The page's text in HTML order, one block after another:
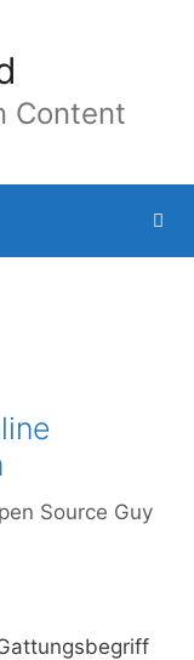
Content
Source Guy